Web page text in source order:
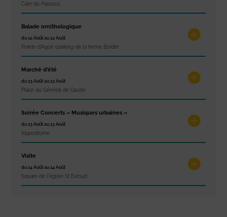
Cale du Passous
Balade ornithologique
du 12 Août au 12 Août
Pointe d'Agon (parking de la ferme Borde)
Marché d’été
du 13 Août au 13 Août
Place du Général de Gaulle
Soirée Concerts « Musiques urbaines »
du 13 Août au 13 Août
hippodrome
Visite
du 14 Août au 14 Août
Square de l'église St Evroult